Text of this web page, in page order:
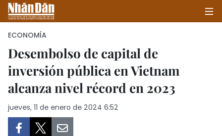
INICIO
POLÍTICA
ECONOMÍA
Desembolso de capital de
inversión pública en Vietnam
alcanza nivel récord en 2023
jueves, 11 de enero de 2024 6:52